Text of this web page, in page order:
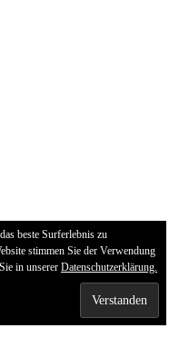
beste Surferlebnis zu
stimmen Sie der Verwendung
in unserer Datenschutzerklärung.